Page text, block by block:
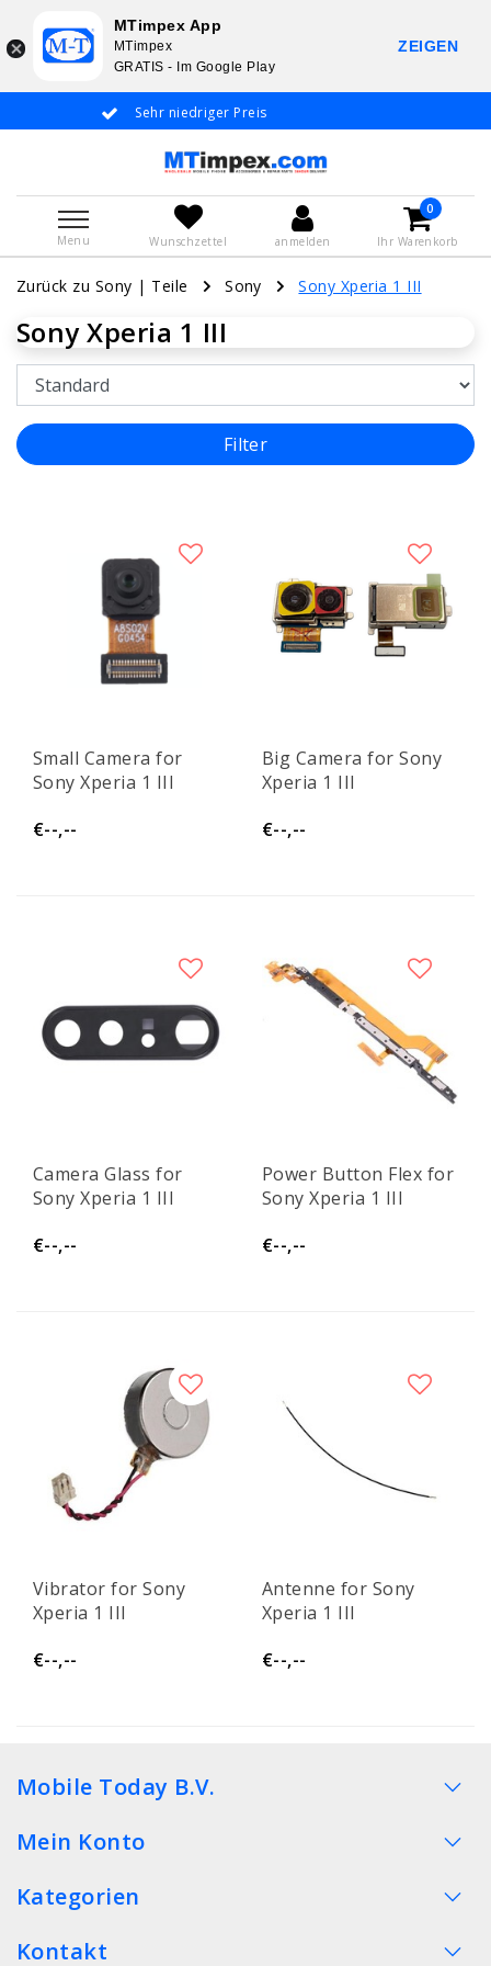
Sehr niedriger Preis
Menu Wunschzettel anmelden
0
Ihr Warenkorb
Zurück zu Sony | Teile Sony Sony Xperia 1 III
Sony Xperia 1 III
Filter
Small Camera for
Sony Xperia 1 III
€--,--
Big Camera for Sony
Xperia 1 III
€--,--
Camera Glass for
Sony Xperia 1 III
€--,--
Power Button Flex for
Sony Xperia 1 III
€--,--
Vibrator for Sony
Xperia 1 III
€--,--
Antenne for Sony
Xperia 1 III
€--,--
Mobile Today B.V.
Mein Konto
Kategorien
Kontakt
MTimpex App
MTimpex
GRATIS - Im Google Play
ZEIGEN